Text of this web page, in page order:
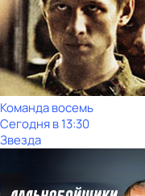
Команда восемь
Сегодня в 13:30
Звезда